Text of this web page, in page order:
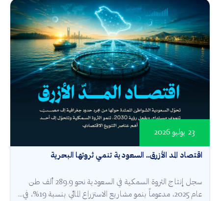
اقتصاد المد الأزرق.. السعودية تنمي ثروتها البحرية
23 يوليو 2026
سجل إنتاج الثروة السمكية في السعودية نحو 289.9 ألف طن
عام 2025، مدعوماً بنمو مشاريع الاستزراع المائي بنسبة 19%، في...